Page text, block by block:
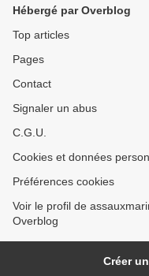
Hébergé par Overblog
Top articles
Pages
Contact
Signaler un abus
C.G.U.
Cookies et données
Préférences cookies
Voir le profil de
Overblog
Créer